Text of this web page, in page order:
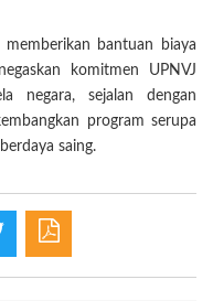
bantuan biaya
komitmen UPNVJ
negara, sejalan dengan
program serupa
saing.